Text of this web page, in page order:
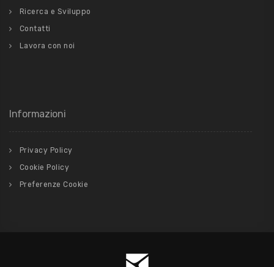
Ricerca e Sviluppo
Contatti
Lavora con noi
Informazioni
Privacy Policy
Cookie Policy
Preferenze Cookie